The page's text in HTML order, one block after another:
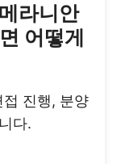
라니안
어떻게
진행, 분양
다.